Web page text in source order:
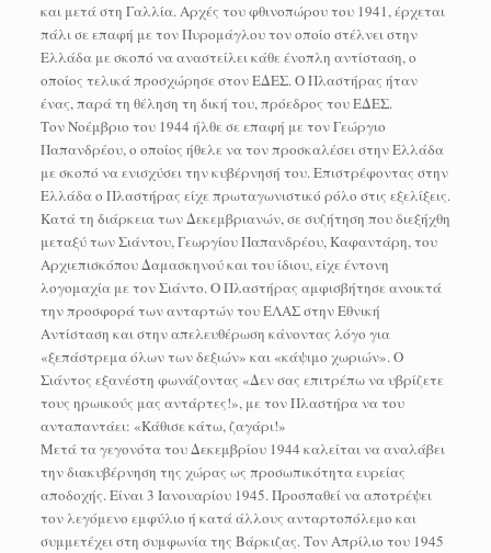
και μετά στη Γαλλία. Αρχές του φθινοπώρου του 1941, έρχεται
πάλι σε επαφή με τον Πυρομάγλου τον οποίο στέλνει στην
Ελλάδα με σκοπό να αναστείλει κάθε ένοπλη αντίσταση, ο
οποίος τελικά προσχώρησε στον ΕΔΕΣ. Ο Πλαστήρας ήταν
ένας, παρά τη θέληση τη δική του, πρόεδρος του ΕΔΕΣ.
Τον Νοέμβριο του 1944 ήλθε σε επαφή με τον Γεώργιο
Παπανδρέου, ο οποίος ήθελε να τον προσκαλέσει στην Ελλάδα
με σκοπό να ενισχύσει την κυβέρνησή του. Επιστρέφοντας στην
Ελλάδα ο Πλαστήρας είχε πρωταγωνιστικό ρόλο στις εξελίξεις.
Κατά τη διάρκεια των Δεκεμβριανών, σε συζήτηση που διεξήχθη
μεταξύ των Σιάντου, Γεωργίου Παπανδρέου, Καφαντάρη, του
Αρχιεπισκόπου Δαμασκηνού και του ίδιου, είχε έντονη
λογομαχία με τον Σιάντο. Ο Πλαστήρας αμφισβήτησε ανοικτά
την προσφορά των ανταρτών του ΕΛΑΣ στην Εθνική
Αντίσταση και στην απελευθέρωση κάνοντας λόγο για
«ξεπάστρεμα όλων των δεξιών» και «κάψιμο χωριών». Ο
Σιάντος εξανέστη φωνάζοντας «Δεν σας επιτρέπω να υβρίζετε
τους ηρωικούς μας αντάρτες!», με τον Πλαστήρα να του
ανταπαντάει: «Κάθισε κάτω, ζαγάρι!»
Μετά τα γεγονότα του Δεκεμβρίου 1944 καλείται να αναλάβει
την διακυβέρνηση της χώρας ως προσωπικότητα ευρείας
αποδοχής. Είναι 3 Ιανουαρίου 1945. Προσπαθεί να αποτρέψει
τον λεγόμενο εμφύλιο ή κατά άλλους ανταρτοπόλεμο και
συμμετέχει στη συμφωνία της Βάρκιζας. Τον Απρίλιο του 1945